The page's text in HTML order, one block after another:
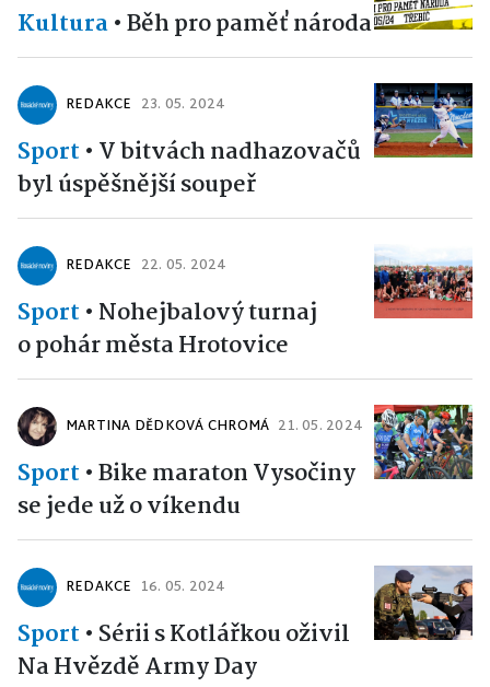
Kultura•Běh pro paměť národa
REDAKCE 23. 05. 2024
Sport • V bitvách nadhazovačů
byl úspěšnější soupeř
REDAKCE 22. 05. 2024
Sport • Nohejbalový turnaj
o pohár města Hrotovice
MARTINA DĚDKOVÁ CHROMÁ 21. 05. 2024
Sport •Bike maraton Vysočiny
se jede už o víkendu
REDAKCE 16. 05. 2024
Sport • Sérii s Kotlářkou oživil
Na Hvězdě Army Day